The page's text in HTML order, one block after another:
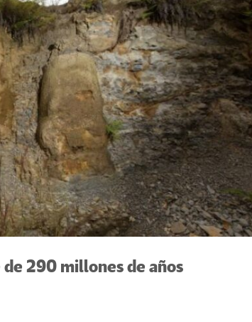
290 millones de años